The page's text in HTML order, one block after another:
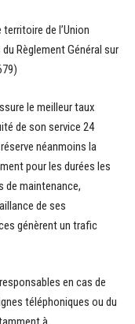
de l’Union
Règlement Général sur
le meilleur taux
de son service 24
néanmoins la
pour les durées les
de maintenance,
de ses
génèrent un trafic
en cas de
téléphoniques ou du